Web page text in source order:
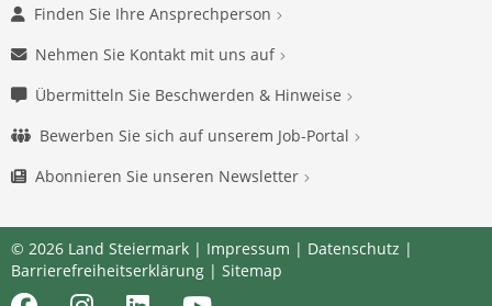
Finden Sie Ihre Ansprechperson
Nehmen Sie Kontakt mit uns auf
Übermitteln Sie Beschwerden & Hinweise
Bewerben Sie sich auf unserem Job-Portal
Abonnieren Sie unseren Newsletter
© 2026 Land Steiermark | Impressum | Datenschutz |
Barrierefreiheitserklärung | Sitemap